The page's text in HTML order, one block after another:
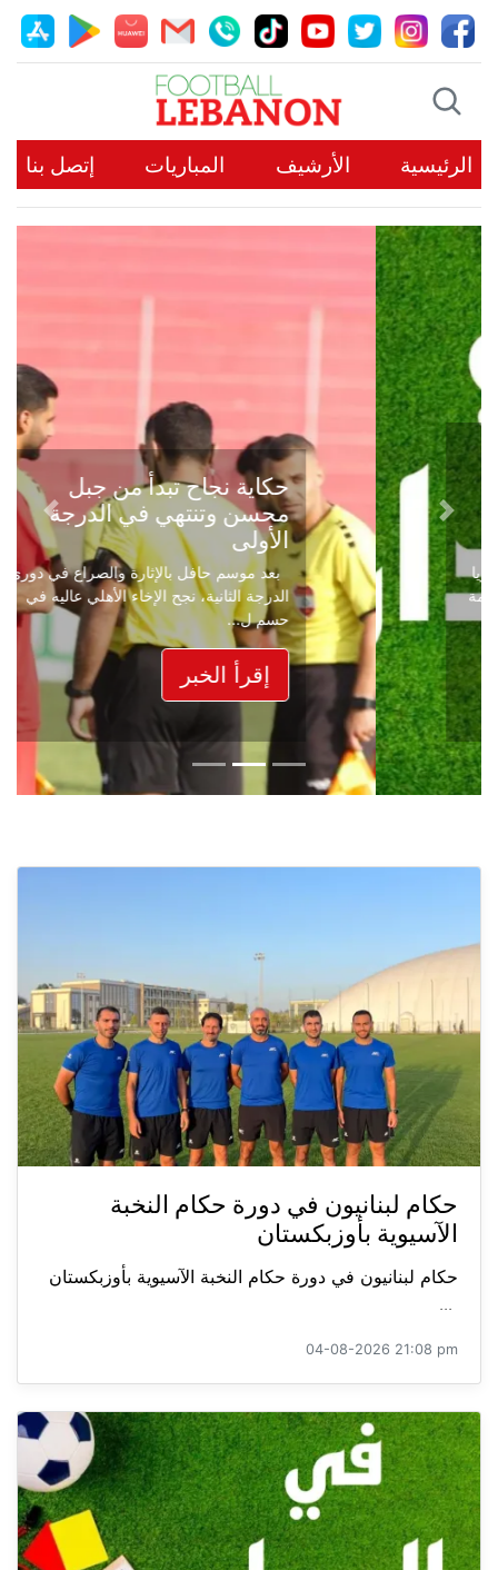
الرئيسية الأرشيف المباريات إتصل بنا
حكاية نجاح تبدأ من جبل
محسن وتنتهي في الدرجة
الأولى
بعد موسم حافل بالإثارة والصراع في دوري
الدرجة الثانية، نجح الإخاء الأهلي عاليه في
حسم ل...
إقرأ الخبر
Previous
Next
حكام لبنانيون في دورة حكام النخبة
الآسيوية بأوزبكستان
حكام لبنانيون في دورة حكام النخبة الآسيوية بأوزبكستان
...
04-08-2026 21:08 pm